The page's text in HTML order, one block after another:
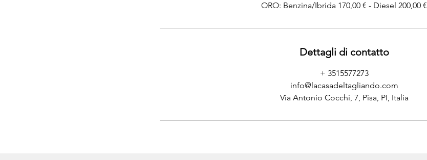
ORO: Benzina/Ibrida 170,00 € - Diesel 200,00 €
Dettagli di contatto
+ 3515577273
info@lacasadeltagliando.com
Via Antonio Cocchi, 7, Pisa, PI, Italia